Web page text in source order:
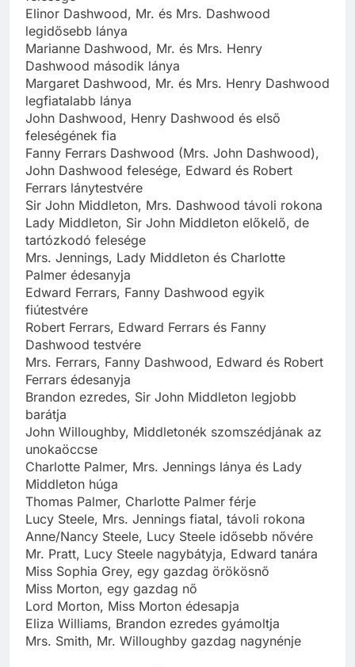
Elinor Dashwood, Mr. és Mrs. Dashwood
legidősebb lánya
Marianne Dashwood, Mr. és Mrs. Henry
Dashwood második lánya
Margaret Dashwood, Mr. és Mrs. Henry Dashwood
legfiatalabb lánya
John Dashwood, Henry Dashwood és első
feleségének fia
Fanny Ferrars Dashwood (Mrs. John Dashwood),
John Dashwood felesége, Edward és Robert
Ferrars lánytestvére
Sir John Middleton, Mrs. Dashwood távoli rokona
Lady Middleton, Sir John Middleton előkelő, de
tartózkodó felesége
Mrs. Jennings, Lady Middleton és Charlotte
Palmer édesanyja
Edward Ferrars, Fanny Dashwood egyik
fiútestvére
Robert Ferrars, Edward Ferrars és Fanny
Dashwood testvére
Mrs. Ferrars, Fanny Dashwood, Edward és Robert
Ferrars édesanyja
Brandon ezredes, Sir John Middleton legjobb
barátja
John Willoughby, Middletonék szomszédjának az
unokaöccse
Charlotte Palmer, Mrs. Jennings lánya és Lady
Middleton húga
Thomas Palmer, Charlotte Palmer férje
Lucy Steele, Mrs. Jennings fiatal, távoli rokona
Anne/Nancy Steele, Lucy Steele idősebb nővére
Mr. Pratt, Lucy Steele nagybátyja, Edward tanára
Miss Sophia Grey, egy gazdag örökösnő
Miss Morton, egy gazdag nő
Lord Morton, Miss Morton édesapja
Eliza Williams, Brandon ezredes gyámoltja
Mrs. Smith, Mr. Willoughby gazdag nagynénje